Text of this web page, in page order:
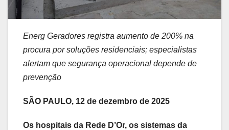
Energ Geradores registra aumento de 200% na
procura por soluções residenciais; especialistas
alertam que segurança operacional depende de
prevenção
SÃO PAULO, 12 de dezembro de 2025
Os hospitais da Rede D’Or, os sistemas da